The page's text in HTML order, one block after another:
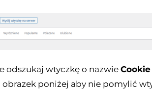
odszukaj wtyczkę o nazwie
obrazek poniżej aby nie pomylić